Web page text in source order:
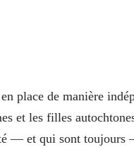
place de manière
et les filles
— et qui sont toujours